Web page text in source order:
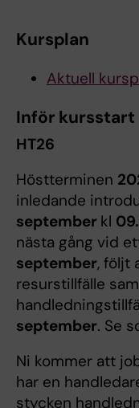
Kursplan
Aktuell
Inför kursstart
HT26
Höstterminen
inledande
september kl
nästa gång vid
september, följt
resurstillfälle
september. Se
Ni kommer att
har en
stycken